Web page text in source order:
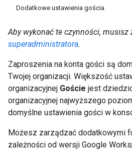
Dodatkowe ustawienia gościa
Aby wykonać te czynności, musisz
superadministratora.
Zaproszenia na konta gości są
Twojej organizacji. Większość
organizacyjnej Goście jest
organizacyjnej najwyższego
domyślne ustawienia gości w
Możesz zarządzać dodatkowymi
zależności od wersji Google